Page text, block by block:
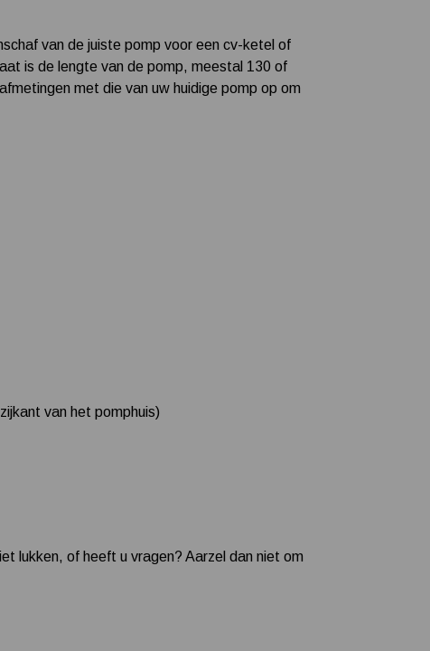
van de juiste pomp voor een cv-ketel of
is de lengte van de pomp, meestal 130 of
met die van uw huidige pomp op om
van het pomphuis)
lukken, of heeft u vragen? Aarzel dan niet om